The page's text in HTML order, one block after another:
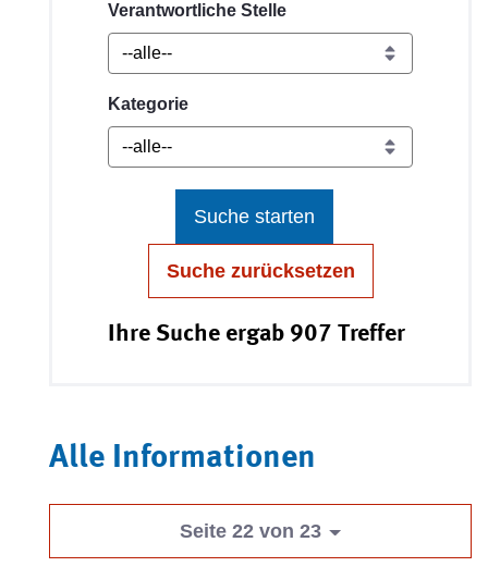
Verantwortliche Stelle
Kategorie
Suche starten
Suche zurücksetzen
Ihre Suche ergab 907 Treffer
Alle Informationen
Seite 22 von 23